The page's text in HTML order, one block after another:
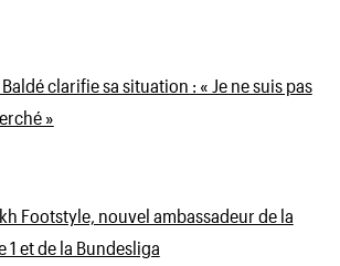
clarifie sa situation : « Je ne suis pas
»
Footstyle, nouvel ambassadeur de la
1 et de la Bundesliga